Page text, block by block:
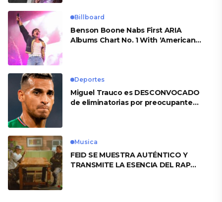
Billboard
Benson Boone Nabs First ARIA
Albums Chart No. 1 With ‘American
Deportes
Miguel Trauco es DESCONVOCADO
de eliminatorias por preocupante
Musica
FEID SE MUESTRA AUTÉNTICO Y
TRANSMITE LA ESENCIA DEL RAP